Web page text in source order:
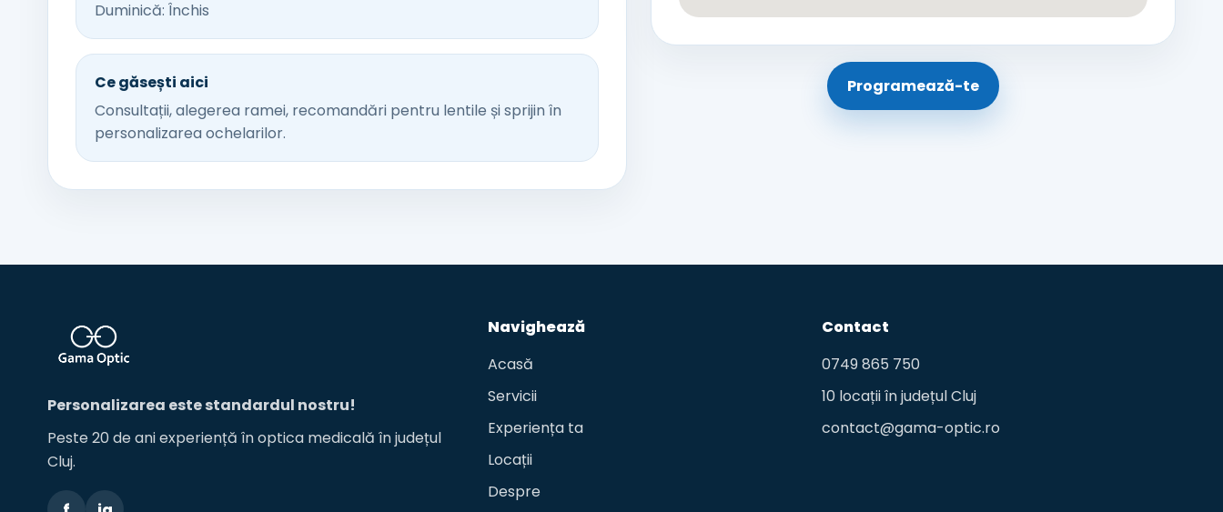
Duminică: Închis
Ce găsești aici
Consultații, alegerea ramei, recomandări pentru lentile și sprijin în
personalizarea ochelarilor.
Programează-te
Personalizarea este standardul nostru!
Peste 20 de ani experiență în optica medicală în județul
Cluj.
Navighează
Acasă
Servicii
Experiența ta
Locații
Despre
Contact
0749 865 750
10 locații în județul Cluj
contact@gama-optic.ro